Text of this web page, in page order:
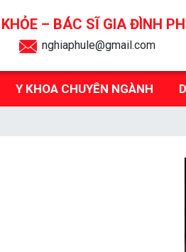
– BÁC SĨ GIA ĐÌNH
nghiaphule@gmail.com
Y KHOA CHUYÊN NGÀNH